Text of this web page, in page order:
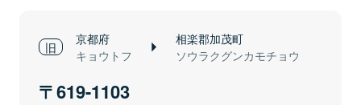
京都府
キョウトフ
相楽郡加茂町
ソウラクグンカモチョウ
619-1103